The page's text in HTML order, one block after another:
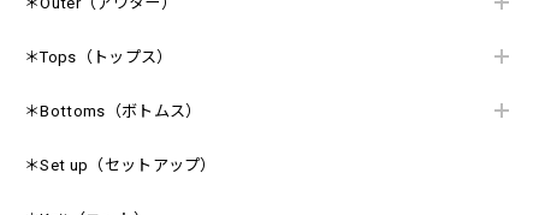
＊Tops（トップス）
＊Bottoms（ボトムス）
＊Set up（セットアップ）